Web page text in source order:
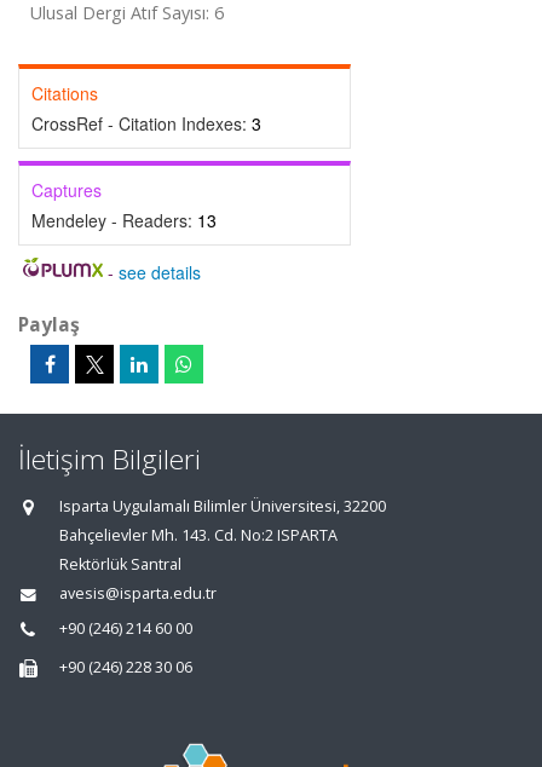
Ulusal Dergi Atıf Sayısı: 6
Citations
CrossRef - Citation Indexes: 3
Captures
Mendeley - Readers: 13
- see details
Paylaş
İletişim Bilgileri
Isparta Uygulamalı Bilimler Üniversitesi, 32200
Bahçelievler Mh. 143. Cd. No:2 ISPARTA
Rektörlük Santral
avesis@isparta.edu.tr
+90 (246) 214 60 00
+90 (246) 228 30 06